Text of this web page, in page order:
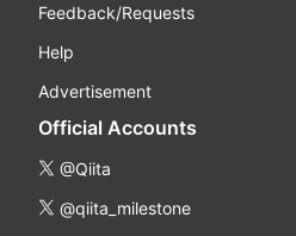
Feedback/Requests
Help
Advertisement
Official Accounts
@Qiita
@qiita_milestone